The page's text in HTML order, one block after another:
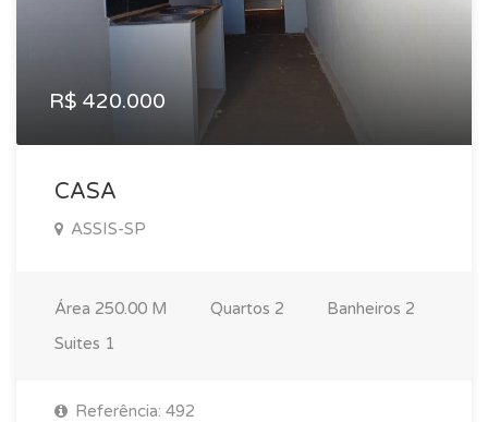
R$ 420.000
CASA
ASSIS-SP
Área 250.00 M Quartos 2 Banheiros 2
Suites 1
Referência: 492